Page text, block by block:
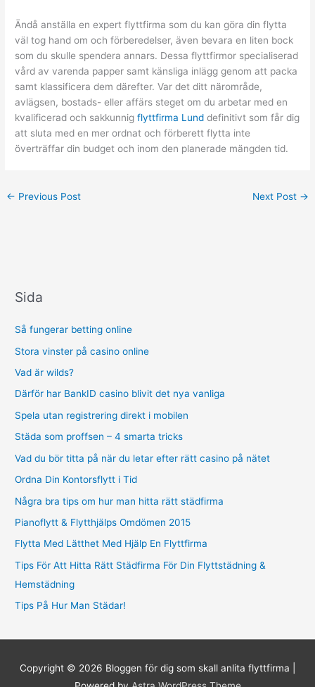
Ändå anställa en expert flyttfirma som du kan göra din flytta
väl tog hand om och förberedelser, även bevara en liten bock
som du skulle spendera annars. Dessa flyttfirmor specialiserad
vård av varenda papper samt känsliga inlägg genom att packa
samt klassificera dem därefter. Var det ditt närområde,
avlägsen, bostads- eller affärs steget om du arbetar med en
kvalificerad och sakkunnigflyttfirma Lund definitivt som får dig
att sluta med en mer ordnat och förberett flytta inte
överträffar din budget och inom den planerade mängden tid.
← Previous Post Next Post →
Sida
Så fungerar betting online
Stora vinster på casino online
Vad är wilds?
Därför har BankID casino blivit det nya vanliga
Spela utan registrering direkt i mobilen
Städa som proffsen – 4 smarta tricks
Vad du bör titta på när du letar efter rätt casino på nätet
Ordna Din Kontorsflytt i Tid
Några bra tips om hur man hitta rätt städfirma
Pianoflytt & Flytthjälps Omdömen 2015
Flytta Med Lätthet Med Hjälp En Flyttfirma
Tips För Att Hitta Rätt Städfirma För Din Flyttstädning &
Hemstädning
Tips På Hur Man Städar!
Copyright © 2026 Bloggen för dig som skall anlita flyttfirma